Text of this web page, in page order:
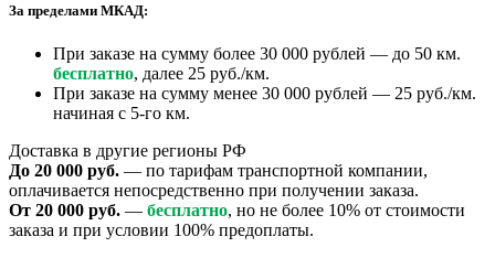
За пределами МКАД:
При заказе на сумму более 30 000 рублей — до 50 км.
бесплатно, далее 25 руб./км.
При заказе на сумму менее 30 000 рублей — 25 руб./км.
начиная с 5-го км.
Доставка в другие регионы РФ
До 20 000 руб. — по тарифам транспортной компании,
оплачивается непосредственно при получении заказа.
От 20 000 руб. — бесплатно, но не более 10% от стоимости
заказа и при условии 100% предоплаты.